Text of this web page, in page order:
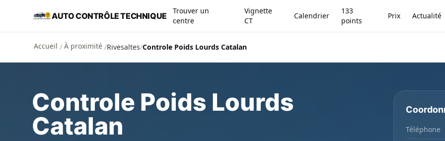
Aller au contenu principal
AUTO CONTRÔLE TECHNIQUE
Trouver un
centre
Vignette
CT
Calendrier
133
points
Prix Actualité
Accueil / À proximité /Rivesaltes/Controle Poids Lourds Catalan
Controle Poids Lourds
Catalan
Téléphone